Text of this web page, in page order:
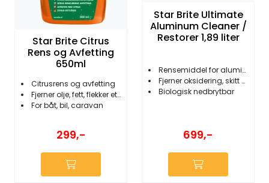
Star Brite Citrus
Rens og Avfetting
650ml
Citrusrens og avfetting
Fjerner olje, fett, flekker etc.
For båt, bil, caravan
299,-
Star Brite Ultimate
Aluminum Cleaner /
Restorer 1,89 liter
Rensemiddel for aluminium
Fjerner oksidering, skitt og kalkavleiringer
Biologisk nedbrytbar
699,-